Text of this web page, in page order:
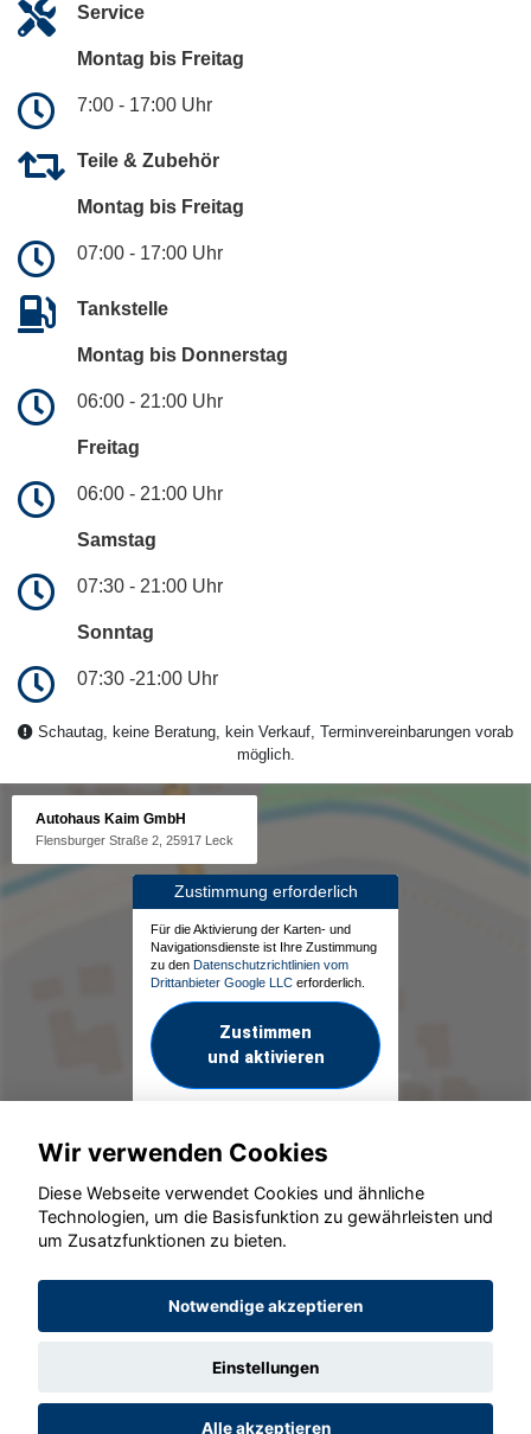
Service
Montag bis Freitag
7:00 - 17:00 Uhr
Teile & Zubehör
Montag bis Freitag
07:00 - 17:00 Uhr
Tankstelle
Montag bis Donnerstag
06:00 - 21:00 Uhr
Freitag
06:00 - 21:00 Uhr
Samstag
07:30 - 21:00 Uhr
Sonntag
07:30 -21:00 Uhr
Schautag, keine Beratung, kein Verkauf, Terminvereinbarungen vorab
möglich.
Autohaus Kaim GmbH
Flensburger Straße 2, 25917 Leck
Zustimmung erforderlich
Für die Aktivierung der Karten- und
Navigationsdienste ist Ihre Zustimmung
zu den Datenschutzrichtlinien vom
Drittanbieter Google LLC erforderlich.
Zustimmen
und aktivieren
© konjunkturmotor.de GmbH 2020 - 2026
Wir verwenden Cookies
Diese Webseite verwendet Cookies und ähnliche
Technologien, um die Basisfunktion zu gewährleisten und
um Zusatzfunktionen zu bieten.
Notwendige akzeptieren
Einstellungen
Alle akzeptieren